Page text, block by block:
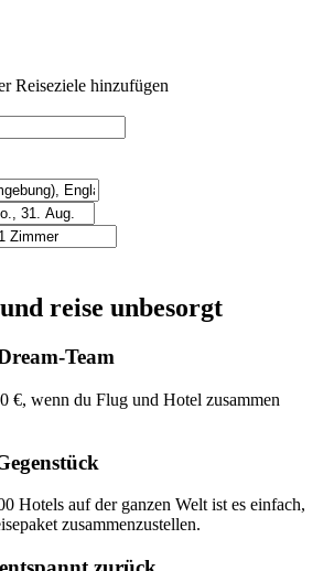
Reiseziele hinzufügen
reise unbesorgt
Team
€, wenn du Flug und Hotel zusammen
Hotels auf der ganzen Welt ist es einfach,
zusammenzustellen.